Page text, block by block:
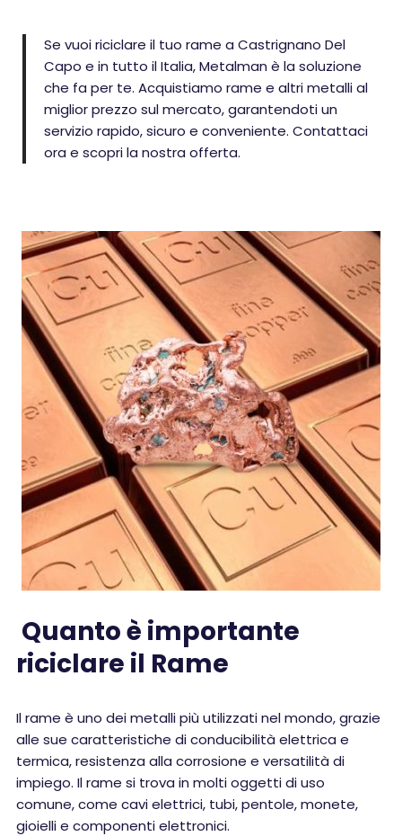
Se vuoi riciclare il tuo rame a Castrignano Del
Capo e in tutto il Italia, Metalman è la soluzione
che fa per te. Acquistiamo rame e altri metalli al
miglior prezzo sul mercato, garantendoti un
servizio rapido, sicuro e conveniente. Contattaci
ora e scopri la nostra offerta.
Quanto è importante
riciclare il Rame
Il rame è uno dei metalli più utilizzati nel mondo, grazie
alle sue caratteristiche di conducibilità elettrica e
termica, resistenza alla corrosione e versatilità di
impiego. Il rame si trova in molti oggetti di uso
comune, come cavi elettrici, tubi, pentole, monete,
gioielli e componenti elettronici.